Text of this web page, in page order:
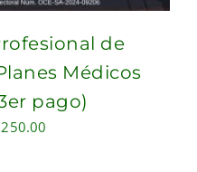
de
Médicos
pago)
250.00